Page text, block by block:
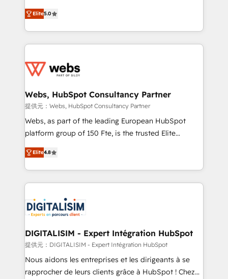
Execution • 750+ onboardings and 2,000+
implementations • Deep expertise across marketing,
BBD Boom is the HubSpot partner that can help you
to HubSpot Better. We work with your teams to
solve all your HubSpot challenges and improve user
adoption, sales process and marketing results.
the first time 🔧 Designing and optimising your
and build using HubSpot 🔌 Integrating HubSpot
with other systems 🎓 Training your teams to be
HubSpot pros 📊 Lead generation services using
HubSpot Why us? - SIX HubSpot Accreditations -
CRM, Solutions Architecture, Onboarding , Data
Migration, Custom Integration & Platform
team of 25+ experts Contact us today to help you
get more from your investment in HubSpot.
Elite5.0
Webs, HubSpot Consultancy Partner
提供元：Webs, HubSpot Consultancy Partner
Webs, as part of the leading European HubSpot
platform group of 150 Fte, is the trusted Elite
HubSpot CRM Partner offering you a roadmap on
maximizing EBITDA and achieving Commercial
Excellence. With our targeted processes, we
strengthen your digital transformation and minimize
Implementation partner, we provide expertise to
drive your business forward. Since 2015 we are fully
dedicated to HubSpot and with an experienced
team (50+), we work with reputable companies in
B2B sectors such as manufacturing, SaaS and
business services. We prepare a customized
Elite4.8
DIGITALISIM - Expert Intégration HubSpot
提供元：DIGITALISIM - Expert Intégration HubSpot
Nous aidons les entreprises et les dirigeants à se
rapprocher de leurs clients grâce à HubSpot ! Chez